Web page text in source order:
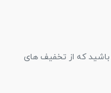
باشید که از تخفیف های